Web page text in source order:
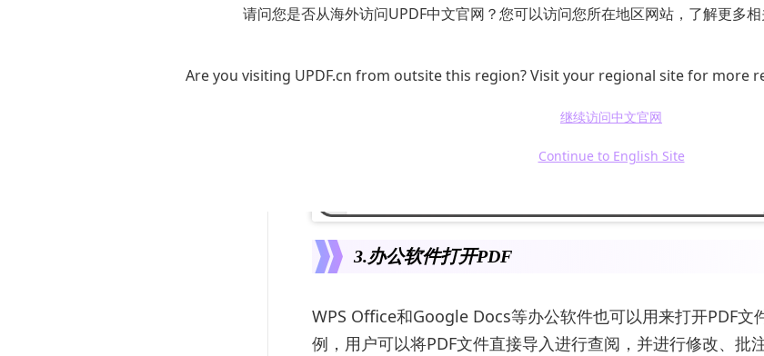
请问您是否从海外访问UPDF中文官网？您可以访问您所在地区网站，了解更多相
Are you visiting UPDF.cn from outsite this region? Visit your regional site for more
继续访问中文官网
Continue to English Site
3.办公软件打开PDF
WPS Office和Google Docs等办公软件也可以用来打开PDF文
例，用户可以将PDF文件直接导入进行查阅，并进行修改、批